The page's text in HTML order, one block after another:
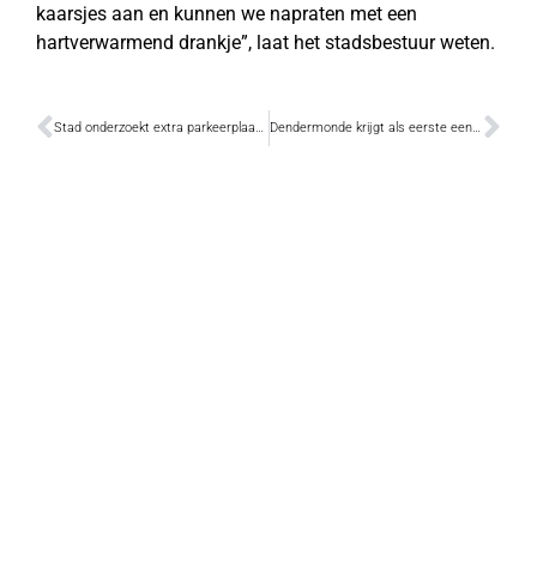
kaarsjes aan en kunnen we napraten met een
hartverwarmend drankje”, laat het stadsbestuur weten.
Stad onderzoekt extra parkeerplaatsen op site Abdijschool Dendermonde krijgt als eerste een Zorgraad